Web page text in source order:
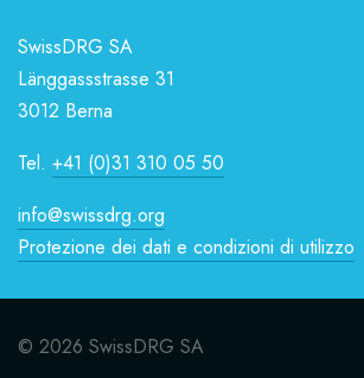
SwissDRG SA
Länggassstrasse 31
3012 Berna
Tel. +41 (0)31 310 05 50
info@swissdrg.org
Protezione dei dati e condizioni di utilizzo
© 2026 SwissDRG SA